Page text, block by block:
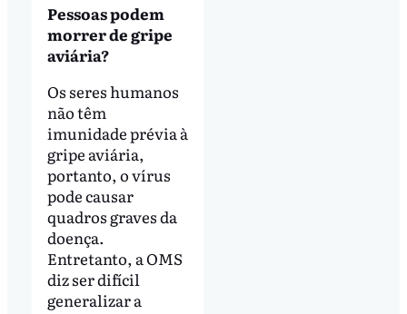
Pessoas podem
morrer de gripe
aviária?
Os seres humanos
não têm
imunidade prévia à
gripe aviária,
portanto, o vírus
pode causar
quadros graves da
doença.
Entretanto, a OMS
diz ser difícil
generalizar a